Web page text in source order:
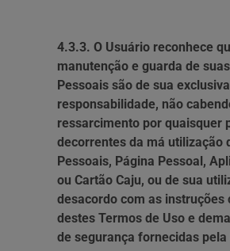
4.3.3. O Usuário reconhece
manutenção e guarda de
Pessoais são de sua exclusiva
responsabilidade, não
ressarcimento por quaisquer
decorrentes da má utilização
Pessoais, Página Pessoal,
ou Cartão Caju, ou de sua
desacordo com as instruções
destes Termos de Uso e
de segurança fornecidas pela